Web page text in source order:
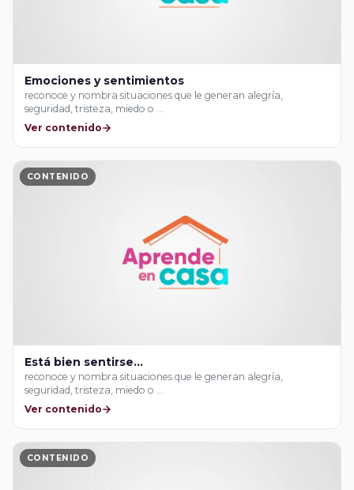
Emociones y sentimientos
reconoce y nombra situaciones que le generan alegría,
seguridad, tristeza, miedo o …
Ver contenido
CONTENIDO
Está bien sentirse...
reconoce y nombra situaciones que le generan alegría,
seguridad, tristeza, miedo o …
Ver contenido
CONTENIDO